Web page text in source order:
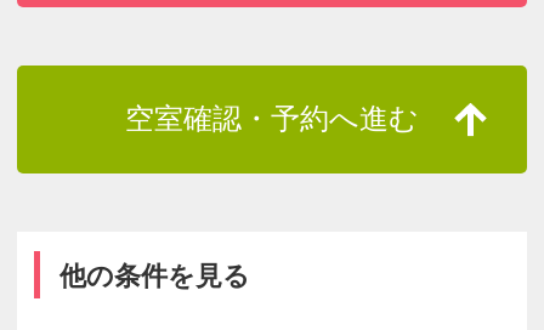
空室確認・予約へ進む
他の条件を見る